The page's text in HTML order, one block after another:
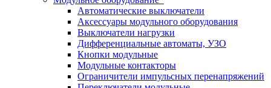
Автоматические выключатели
Аксессуары модульного оборудования
Выключатели нагрузки
Дифференциальные автоматы, УЗО
Кнопки модульные
Модульные контакторы
Ограничители импульсных перенапряжений